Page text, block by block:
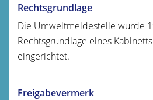
Rechtsgrundlage
Die Umweltmeldestelle wurde
Rechtsgrundlage eines
eingerichtet.
Freigabevermerk